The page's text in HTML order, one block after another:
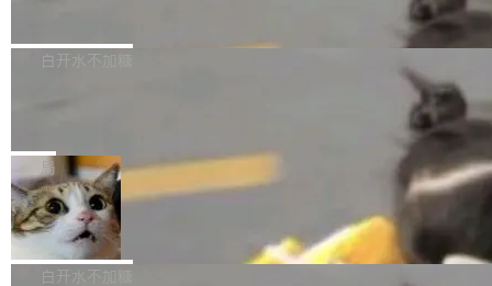
w 不要求标准普通话，方言识别覆盖粤语、吴语
容提供的字体时出现的几个问题 为避免音频加
质的最低采样率）的音频格式将被拒绝 修复了 C
SS 圆角虚线样式中可能存在的问题 如果表单中
的图像元素不在同一个子树中，则它们将不再关
联 加...
发布的 Release Notes，他利用 AI 工具（如 Co
最强的若干项。对于尚未正式发版的 PG 19，则
通过拉取过去一年内（从 PG 18 Beta1 时间点
至今）的所有 commit，同样交由 AI 分析提炼。
经过人工复核，准确度令人满意。这一方法也为
社区爱好者提供了高效跟踪新版本的思路。
白开水不加糖
维护工作一直与我的日常工作、家务、社交生活
和休闲娱乐竞争时间。" 这是 libexpat 维护者 S
ebastian Pipping 写在博客里的话。8 月 4 日，
他宣布了一个新消息：从 2026 年 8 月 1 日起，
他可以全职维护 libexpat 了，最长 6 个月。发
局
Firefox 153.0.3 发布
Firefox 153.0.3 现已发布，具体更新内容如
下： New Smart Window 包含多项增强功能：
白开水不加糖